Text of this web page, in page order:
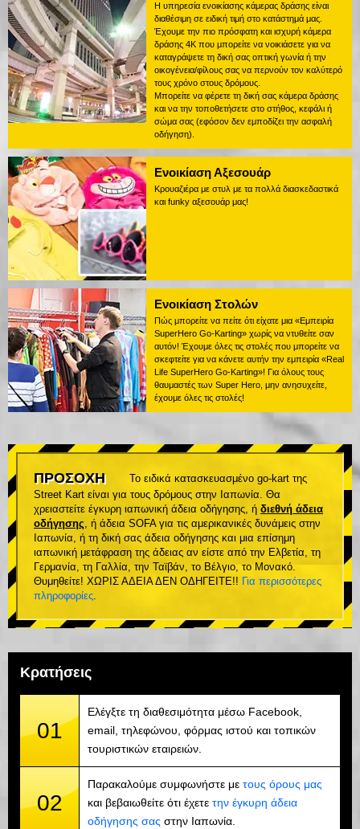
Η υπηρεσία ενοικίασης κάμερας δράσης είναι
διαθέσιμη σε ειδική τιμή στο κατάστημά μας.
Έχουμε την πιο πρόσφατη και ισχυρή κάμερα
δράσης 4K που μπορείτε να νοικιάσετε για να
καταγράψετε τη δική σας οπτική γωνία ή την
οικογένεια/φίλους σας να περνούν τον καλύτερό
τους χρόνο στους δρόμους.
Μπορείτε να φέρετε τη δική σας κάμερα δράσης
και να την τοποθετήσετε στο στήθος, κεφάλι ή
σώμα σας (εφόσον δεν εμποδίζει την ασφαλή
οδήγηση).
Ενοικίαση Αξεσουάρ
Κρουαζιέρα με στυλ με τα πολλά διασκεδαστικά
και funky αξεσουάρ μας!
Ενοικίαση Στολών
Πώς μπορείτε να πείτε ότι είχατε μια «Εμπειρία
SuperHero Go-Karting» χωρίς να ντυθείτε σαν
αυτόν! Έχουμε όλες τις στολές που μπορείτε να
σκεφτείτε για να κάνετε αυτήν την εμπειρία «Real
Life SuperHero Go-Karting»! Για όλους τους
θαυμαστές των Super Hero, μην ανησυχείτε,
έχουμε όλες τις στολές!
ΠΡΟΣΟΧΗ
Το ειδικά κατασκευασμένο go-kart της
Street Kart είναι για τους δρόμους στην Ιαπωνία. Θα
χρειαστείτε έγκυρη ιαπωνική άδεια οδήγησης, ή διεθνή άδεια
οδήγησης, ή άδεια SOFA για τις αμερικανικές δυνάμεις στην
Ιαπωνία, ή τη δική σας άδεια οδήγησης και μια επίσημη
ιαπωνική μετάφραση της άδειας αν είστε από την Ελβετία, τη
Γερμανία, τη Γαλλία, την Ταϊβάν, το Βέλγιο, το Μονακό.
Θυμηθείτε! ΧΩΡΙΣ ΑΔΕΙΑ ΔΕΝ ΟΔΗΓΕΙΤΕ!! Για περισσότερες
πληροφορίες.
Κρατήσεις
01
Ελέγξτε τη διαθεσιμότητα μέσω Facebook,
email, τηλεφώνου, φόρμας ιστού και τοπικών
τουριστικών εταιρειών.
02
Παρακαλούμε συμφωνήστε με τους όρους μας
και βεβαιωθείτε ότι έχετε την έγκυρη άδεια
οδήγησης σας στην Ιαπωνία.